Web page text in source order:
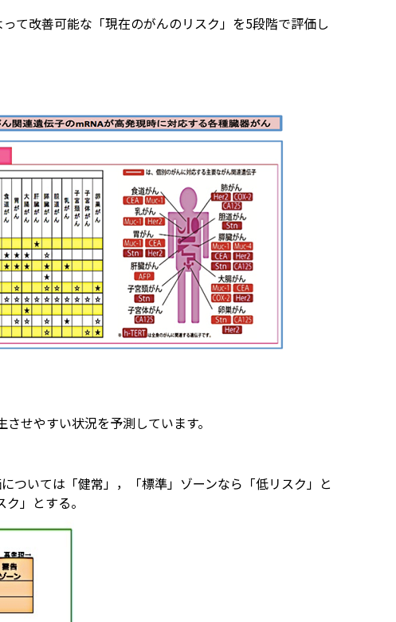
て改善可能な「現在のがんのリスク」を5段階で評価し
せやすい状況を予測しています。
ついては「健常」，「標準」ゾーンなら「低リスク」と
」とする。